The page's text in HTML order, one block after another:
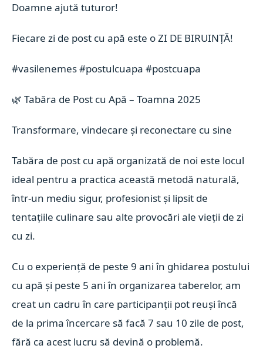
Doamne ajută tuturor!
Fiecare zi de post cu apă este o ZI DE BIRUINȚĂ!
#vasilenemes#postulcuapa #postcuapa
🌿 Tabăra de Post cu Apă – Toamna 2025
Transformare, vindecare și reconectare cu sine
Tabăra de post cu apă organizată de noi este locul
ideal pentru a practica această metodă naturală,
într-un mediu sigur, profesionist și lipsit de
tentațiile culinare sau alte provocări ale vieții de zi
cu zi.
Cu o experiență de peste 9 ani în ghidarea postului
cu apă și peste 5 ani în organizarea taberelor, am
creat un cadru în care participanții pot reuși încă
de la prima încercare să facă 7 sau 10 zile de post,
fără ca acest lucru să devină o problemă.